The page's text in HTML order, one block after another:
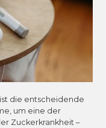
die entscheidende
um eine der
Zuckerkrankheit –